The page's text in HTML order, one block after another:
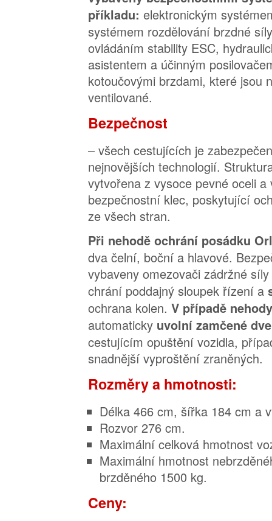
příkladu: elektronickým
systémem rozdělování brzdné
ovládáním stability ESC,
asistentem a účinným
kotoučovými brzdami, které jsou
ventilované.
Bezpečnost
– všech cestujících je
nejnovějších technologií.
vytvořena z vysoce pevné oceli
bezpečnostní klec, poskytující
ze všech stran.
Při nehodě ochrání posádku
dva čelní, boční a hlavové.
vybaveny omezovači zádržné
chrání poddajný sloupek řízení a
ochrana kolen. V případě
automaticky uvolní zamčené
cestujícím opuštění vozidla,
snadnější vyproštění zraněných.
Rozměry a hmotnosti:
Délka 466 cm, šířka 184 cm a
Rozvor 276 cm.
Maximální celková hmotnost
Maximální hmotnost
brzděného 1500 kg.
Ceny: